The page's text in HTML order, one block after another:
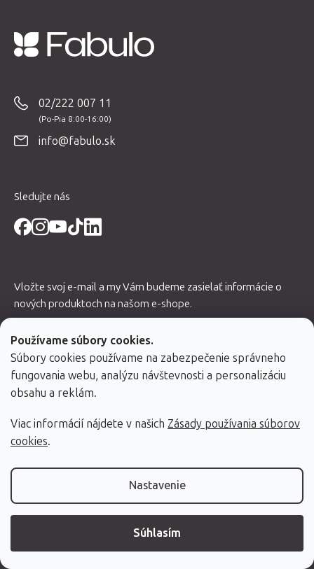
Používame súbory cookies.
Súbory cookies používame na zabezpečenie správneho
fungovania webu, analýzu návštevnosti a personalizáciu
obsahu a reklám.
Viac informácií nájdete v našich Zásady používania súborov
cookies.
Nastavenie
Súhlasím
02/222 007 11
info@fabulo.sk
Sledujte nás
Vložte svoj e-mail a my Vám budeme zasielať informácie o
nových produktoch na našom e-shope.
Email
Súhlasím so spracovaním osobných údajov, viac informácií
tu
Showroom
Blog